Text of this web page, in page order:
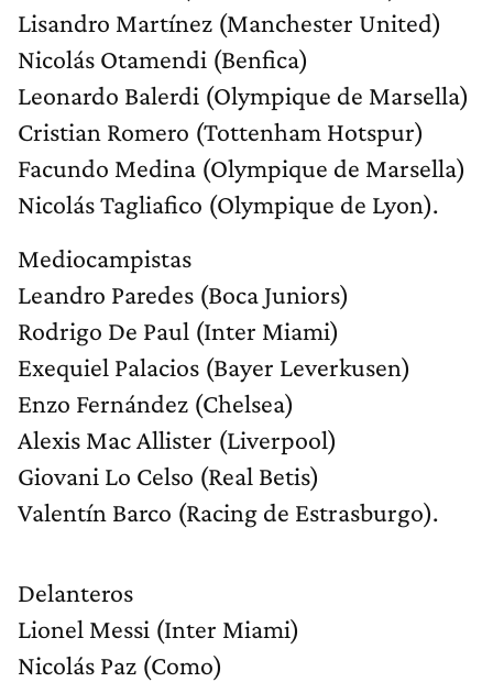
Lisandro Martínez (Manchester United)
Nicolás Otamendi (Benfica)
Leonardo Balerdi (Olympique de Marsella)
Cristian Romero (Tottenham Hotspur)
Facundo Medina (Olympique de Marsella)
Nicolás Tagliafico (Olympique de Lyon).
Mediocampistas
Leandro Paredes (Boca Juniors)
Rodrigo De Paul (Inter Miami)
Exequiel Palacios (Bayer Leverkusen)
Enzo Fernández (Chelsea)
Alexis Mac Allister (Liverpool)
Giovani Lo Celso (Real Betis)
Valentín Barco (Racing de Estrasburgo).
Delanteros
Lionel Messi (Inter Miami)
Nicolás Paz (Como)